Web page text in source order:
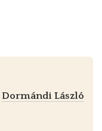
Dormándi László